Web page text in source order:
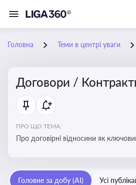
Головна Теми в центрі уваги
Договори /
ПРО ЩО ТЕМА:
Про договірні відносини як
зобов’язань за договором та
Головне за добу (AI) Усі